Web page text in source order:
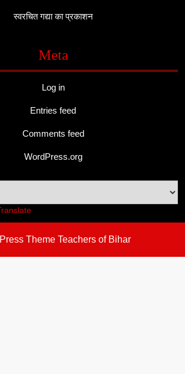
स्वरचित गद्या का प्रकाशन
Meta
Log in
Entries feed
Comments feed
WordPress.org
Theme Teachers of Bihar